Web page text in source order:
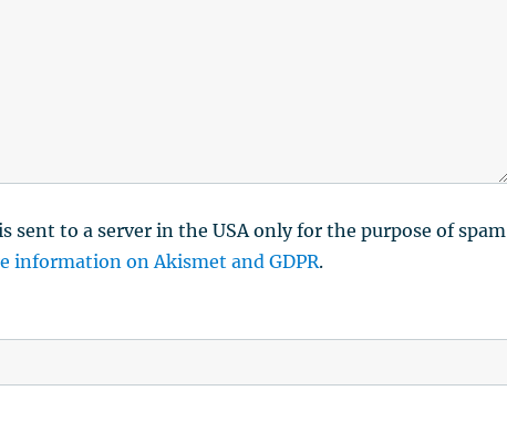
sent to a server in the USA only for the purpose of spam
information on Akismet and GDPR.